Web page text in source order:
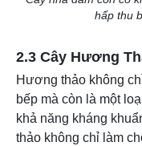
hấp thu
2.3 Cây Hương
Hương thảo không
bếp mà còn là một
khả năng kháng
thảo không chỉ làm